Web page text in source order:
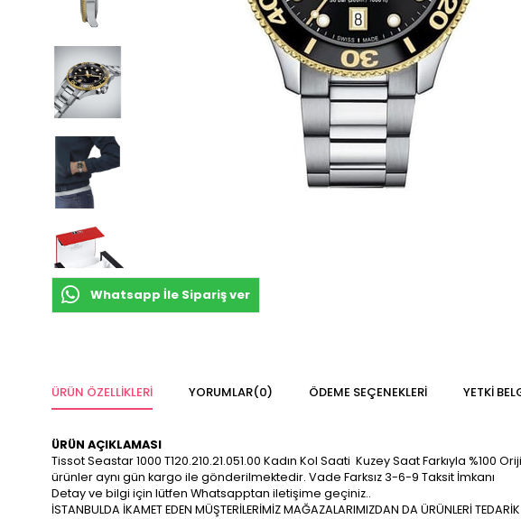
Whatsapp İle Sipariş ver
ÜRÜN ÖZELLIKLERI YORUMLAR(0) ÖDEME SEÇENEKLERI YETKİ
ÜRÜN AÇIKLAMASI
Tissot Seastar 1000 T120.210.21.051.00 Kadın Kol Saati Kuzey Saat Farkıyla
ürünler aynı gün kargo ile gönderilmektedir. Vade Farksız 3-6-9 Taksit İmkanı
Detay ve bilgi için lütfen Whatsapptan iletişime geçiniz..
İSTANBULDA İKAMET EDEN MÜŞTERİLERİMİZ MAĞAZALARIMIZDAN DA ÜRÜNLERİ TEDARİK